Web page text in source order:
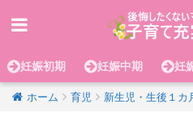
妊娠初期 妊娠中期 妊
ホーム 育児 新生児・生後１カ